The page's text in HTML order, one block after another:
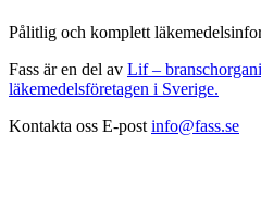
Pålitlig och komplett
Fass är en del av Lif –
läkemedelsföretagen i Sverige.
Kontakta oss E-post info@fass.se